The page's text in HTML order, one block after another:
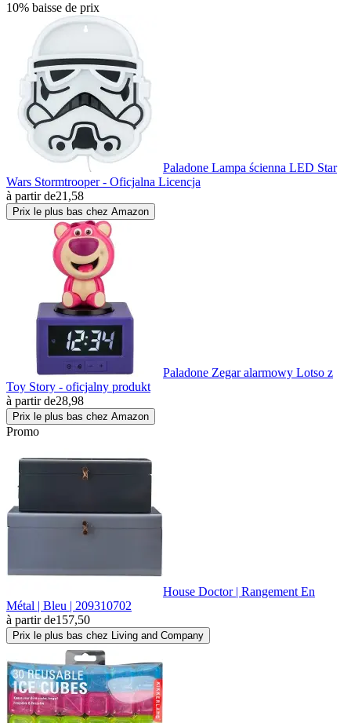
10% baisse de prix
Paladone Lampa ścienna LED Star
Wars Stormtrooper - Oficjalna Licencja
à partir de21,58
Prix le plus bas chez Amazon
Paladone Zegar alarmowy Lotso z
Toy Story - oficjalny produkt
à partir de28,98
Prix le plus bas chez Amazon
Promo
House Doctor | Rangement En
Métal | Bleu | 209310702
à partir de157,50
Prix le plus bas chez Living and Company